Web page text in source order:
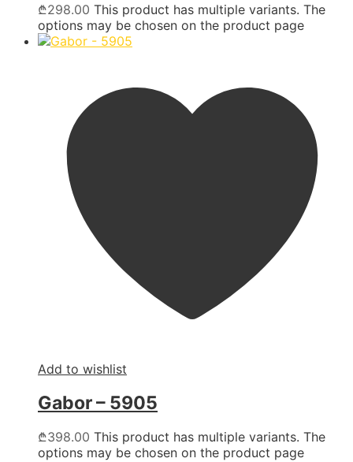
₾298.00 This product has multiple variants. The
options may be chosen on the product page
Add to wishlist
Gabor – 5905
₾398.00 This product has multiple variants. The
options may be chosen on the product page